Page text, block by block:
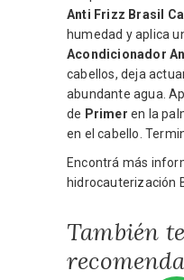
Anti Frizz Brasil
humedad y aplica
Acondicionador
cabellos, deja
abundante agua.
de Primer en la
en el cabello.
Encontrá más
hidrocauterización
También te